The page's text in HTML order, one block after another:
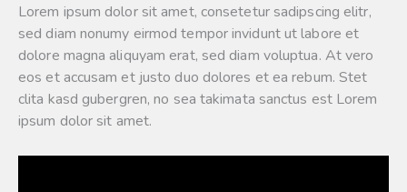
Lorem ipsum dolor sit amet, consetetur sadipscing elitr,
sed diam nonumy eirmod tempor invidunt ut labore et
dolore magna aliquyam erat, sed diam voluptua. At vero
eos et accusam et justo duo dolores et ea rebum. Stet
clita kasd gubergren, no sea takimata sanctus est Lorem
ipsum dolor sit amet.